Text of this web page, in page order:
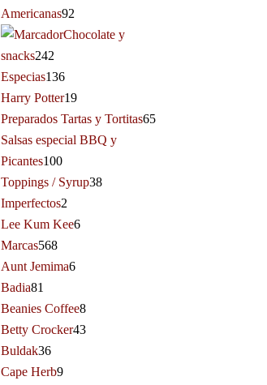
Americanas92
Chocolate y
snacks242
Especias136
Harry Potter19
Preparados Tartas y Tortitas65
Salsas especial BBQ y
Picantes100
Toppings / Syrup38
Imperfectos2
Lee Kum Kee6
Marcas568
Aunt Jemima6
Badia81
Beanies Coffee8
Betty Crocker43
Buldak36
Cape Herb9